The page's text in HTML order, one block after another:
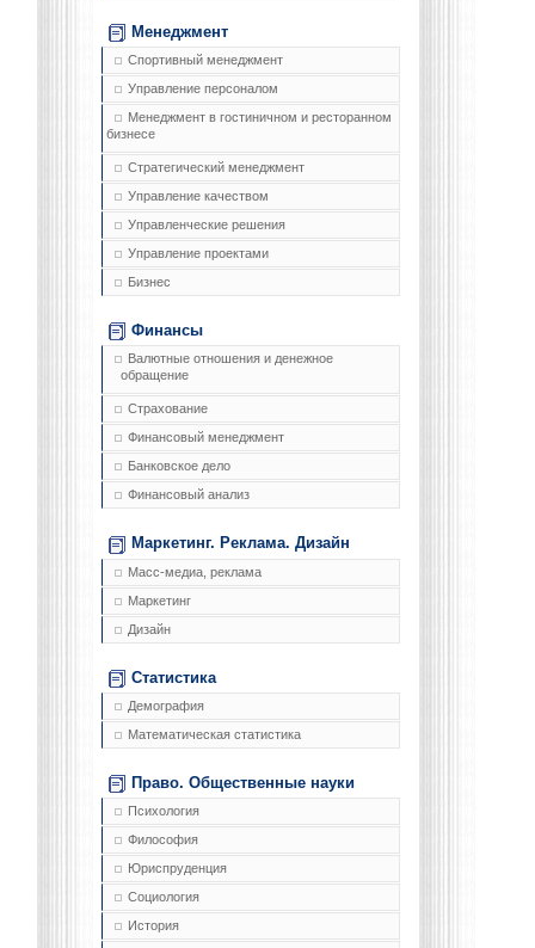
Менеджмент
Спортивный менеджмент
Управление персоналом
Менеджмент в гостиничном и ресторанном
бизнесе
Стратегический менеджмент
Управление качеством
Управленческие решения
Управление проектами
Бизнес
Финансы
Валютные отношения и денежное
обращение
Страхование
Финансовый менеджмент
Банковское дело
Финансовый анализ
Маркетинг. Реклама. Дизайн
Масс-медиа, реклама
Маркетинг
Дизайн
Статистика
Демография
Математическая статистика
Право. Общественные науки
Психология
Философия
Юриспруденция
Социология
История